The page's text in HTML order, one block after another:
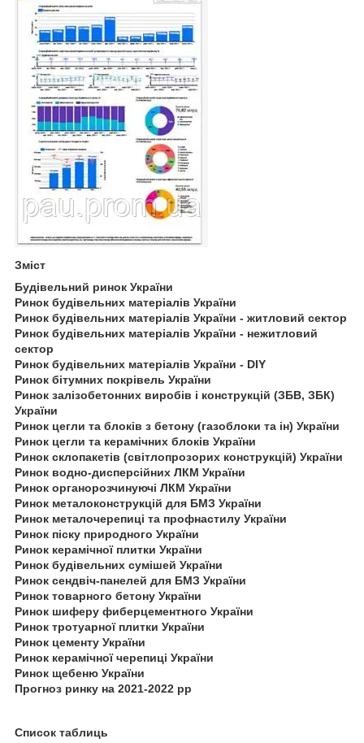
Зміст
Будівельний ринок України
Ринок будівельних матеріалів України
Ринок будівельних матеріалів України - житловий сектор
Ринок будівельних матеріалів України - нежитловий
сектор
Ринок будівельних матеріалів України - DIY
Ринок бітумних покрівель України
Ринок залізобетонних виробів і конструкцій (ЗБВ, ЗБК)
України
Ринок цегли та блоків з бетону (газоблоки та ін) України
Ринок цегли та керамічних блоків України
Ринок склопакетів (світлопрозорих конструкцій) України
Ринок водно-дисперсійних ЛКМ України
Ринок органорозчинуючі ЛКМ України
Ринок металоконструкцій для БМЗ України
Ринок металочерепиці та профнастилу України
Ринок піску природного України
Ринок керамічної плитки України
Ринок будівельних сумішей України
Ринок сендвіч-панелей для БМЗ України
Ринок товарного бетону України
Ринок шиферу фиберцементного України
Ринок тротуарної плитки України
Ринок цементу України
Ринок керамічної черепиці України
Ринок щебеню України
Прогноз ринку на 2021-2022 рр
Список таблиць